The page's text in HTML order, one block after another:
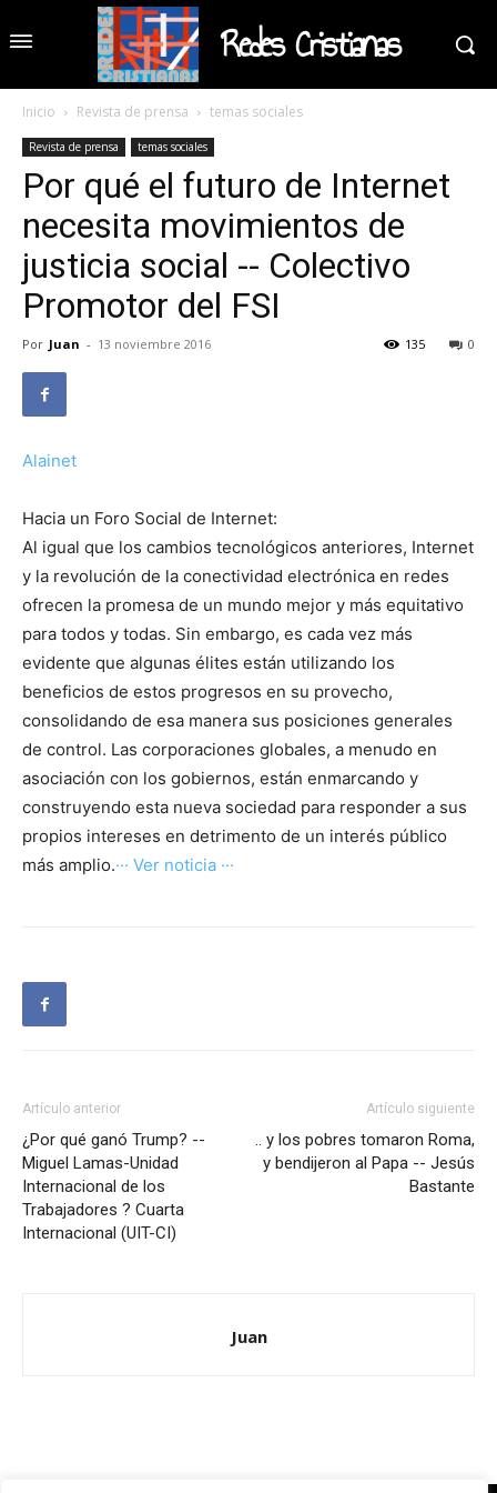
Redes Cristianas
Inicio Revista de prensa temas sociales
Revista de prensa temas sociales
Por qué el futuro de Internet
necesita movimientos de
justicia social -- Colectivo
Promotor del FSI
Por Juan - 13 noviembre 2016 0
135
Alainet
Hacia un Foro Social de Internet:
Al igual que los cambios tecnológicos anteriores, Internet
y la revolución de la conectividad electrónica en redes
ofrecen la promesa de un mundo mejor y más equitativo
para todos y todas. Sin embargo, es cada vez más
evidente que algunas élites están utilizando los
beneficios de estos progresos en su provecho,
consolidando de esa manera sus posiciones generales
de control. Las corporaciones globales, a menudo en
asociación con los gobiernos, están enmarcando y
construyendo esta nueva sociedad para responder a sus
propios intereses en detrimento de un interés público
más amplio.··· Ver noticia ···
Artículo anterior
¿Por qué ganó Trump? --
Miguel Lamas-Unidad
Internacional de los
Trabajadores ? Cuarta
Internacional (UIT-CI)
Artículo siguiente
.. y los pobres tomaron Roma,
y bendijeron al Papa -- Jesús
Bastante
Juan